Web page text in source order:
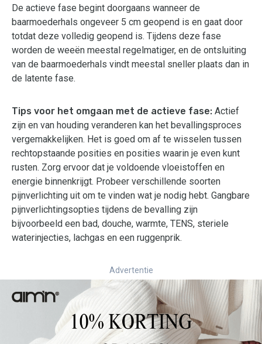
De actieve fase begint doorgaans wanneer de
baarmoederhals ongeveer 5 cm geopend is en gaat door
totdat deze volledig geopend is. Tijdens deze fase
worden de weeën meestal regelmatiger, en de ontsluiting
van de baarmoederhals vindt meestal sneller plaats dan in
de latente fase.
Tips voor het omgaan met de actieve fase: Actief
zijn en van houding veranderen kan het bevallingsproces
vergemakkelijken. Het is goed om af te wisselen tussen
rechtopstaande posities en posities waarin je even kunt
rusten. Zorg ervoor dat je voldoende vloeistoffen en
energie binnenkrijgt. Probeer verschillende soorten
pijnverlichting uit om te vinden wat je nodig hebt. Gangbare
pijnverlichtingsopties tijdens de bevalling zijn
bijvoorbeeld een bad, douche, warmte, TENS, steriele
waterinjecties, lachgas en een ruggenprik.
Advertentie